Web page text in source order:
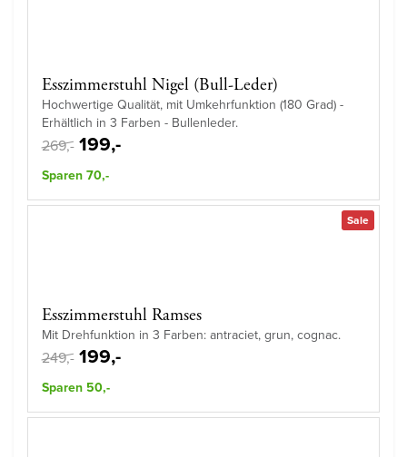
Esszimmerstuhl Nigel (Bull-Leder)
Hochwertige Qualität, mit Umkehrfunktion (180 Grad) -
Erhältlich in 3 Farben - Bullenleder.
269,- 199,-
Sparen 70,-
Sale
Esszimmerstuhl Ramses
Mit Drehfunktion in 3 Farben: antraciet, grun, cognac.
249,- 199,-
Sparen 50,-